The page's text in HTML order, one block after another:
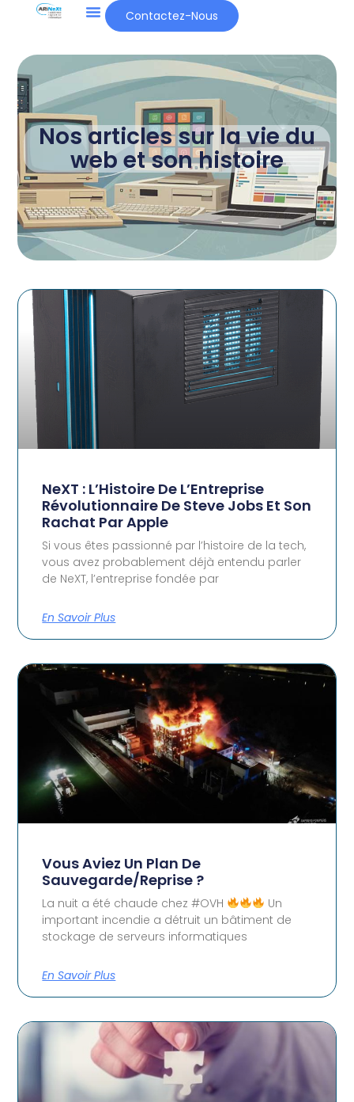
Contactez-Nous
Nos articles sur la vie du
web et son histoire
NeXT : L’Histoire De L’Entreprise
Révolutionnaire De Steve Jobs Et Son
Rachat Par Apple
Si vous êtes passionné par l’histoire de la tech,
vous avez probablement déjà entendu parler
de NeXT, l’entreprise fondée par
En Savoir Plus
Vous Aviez Un Plan De
Sauvegarde/reprise ?
La nuit a été chaude chez #OVH
Un
important incendie a détruit un bâtiment de
stockage de serveurs informatiques
En Savoir Plus